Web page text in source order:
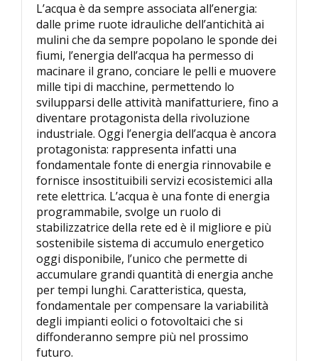
L’acqua è da sempre associata all’energia:
dalle prime ruote idrauliche dell’antichità ai
mulini che da sempre popolano le sponde dei
fiumi, l’energia dell’acqua ha permesso di
macinare il grano, conciare le pelli e muovere
mille tipi di macchine, permettendo lo
svilupparsi delle attività manifatturiere, fino a
diventare protagonista della rivoluzione
industriale. Oggi l’energia dell’acqua è ancora
protagonista: rappresenta infatti una
fondamentale fonte di energia rinnovabile e
fornisce insostituibili servizi ecosistemici alla
rete elettrica. L’acqua è una fonte di energia
programmabile, svolge un ruolo di
stabilizzatrice della rete ed è il migliore e più
sostenibile sistema di accumulo energetico
oggi disponibile, l’unico che permette di
accumulare grandi quantità di energia anche
per tempi lunghi. Caratteristica, questa,
fondamentale per compensare la variabilità
degli impianti eolici o fotovoltaici che si
diffonderanno sempre più nel prossimo
futuro.